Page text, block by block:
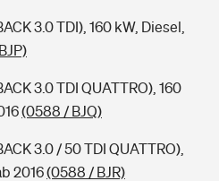
3.0 TDI), 160 kW, Diesel,
3.0 TDI QUATTRO), 160
(0588 / BJQ)
3.0 / 50 TDI QUATTRO),
2016(0588 / BJR)